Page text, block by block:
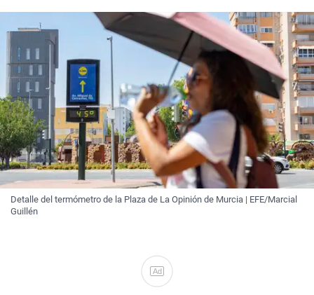
Detalle del termómetro de la Plaza de La Opinión de Murcia | EFE/Marcial
Guillén
Ad